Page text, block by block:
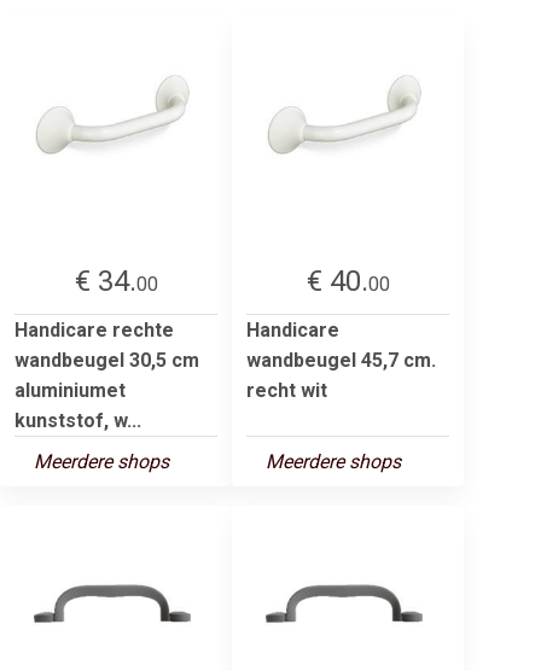
€ 34.00
Handicare rechte
wandbeugel 30,5 cm
aluminiumet
kunststof, w...
Meerdere shops
€ 40.00
Handicare
wandbeugel 45,7 cm.
recht wit
Meerdere shops